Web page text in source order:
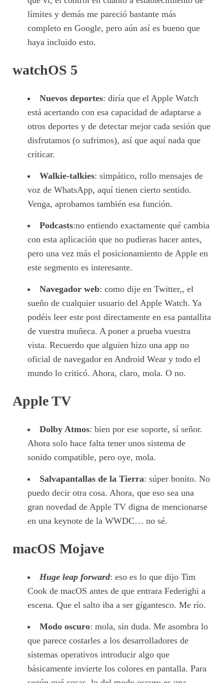
límites y demás me pareció bastante más
completo en Google, pero aún así es bueno que
haya incluido esto.
watchOS 5
Nuevos deportes: diría que el Apple Watch
está acertando con esa capacidad de adaptarse a
otros deportes y de detectar mejor cada sesión que
disfrutamos (o sufrimos), así que aquí nada que
criticar.
Walkie-talkies: simpático, rollo mensajes de
voz de WhatsApp, aquí tienen cierto sentido.
Venga, aprobamos también esa función.
Podcasts:no entiendo exactamente qué cambia
con esta aplicación que no pudieras hacer antes,
pero una vez más el posicionamiento de Apple en
este segmento es interesante.
Navegador web: como dije en Twitter,, el
sueño de cualquier usuario del Apple Watch. Ya
podéis leer este post directamente en esa pantallita
de vuestra muñeca. A poner a prueba vuestra
vista. Recuerdo que alguien hizo una app no
oficial de navegador en Android Wear y todo el
mundo lo criticó. Ahora, claro, mola. O no.
Apple TV
Dolby Atmos: bien por ese soporte, sí señor.
Ahora solo hace falta tener unos sistema de
sonido compatible, pero oye, mola.
Salvapantallas de la Tierra: súper bonito. No
puedo decir otra cosa. Ahora, que eso sea una
gran novedad de Apple TV digna de mencionarse
en una keynote de la WWDC… no sé.
macOS Mojave
Huge leap forward: eso es lo que dijo Tim
Cook de macOS antes de que entrara Federighi a
escena. Que el salto iba a ser gigantesco. Me río.
Modo oscuro: mola, sin duda. Me asombra lo
que parece costarles a los desarrolladores de
sistemas operativos introducir algo que
básicamente invierte los colores en pantalla. Para